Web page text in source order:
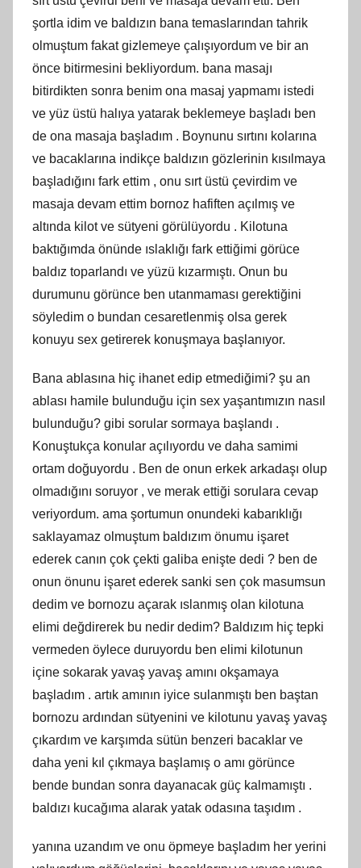
şortla idim ve baldızın bana temaslarından tahrik
olmuştum fakat gizlemeye çalışıyordum ve bir an
önce bitirmesini bekliyordum. bana masajı
bitirdikten sonra benim ona masaj yapmamı istedi
ve yüz üstü halıya yatarak beklemeye başladı ben
de ona masaja başladım . Boynunu sırtını kolarına
ve bacaklarına indikçe baldızın gözlerinin kısılmaya
başladığını fark ettim , onu sırt üstü çevirdim ve
masaja devam ettim bornoz hafiften açılmış ve
altında kilot ve sütyeni görülüyordu . Kilotuna
baktığımda önünde ıslaklığı fark ettiğimi görüce
baldız toparlandı ve yüzü kızarmıştı. Onun bu
durumunu görünce ben utanmaması gerektiğini
söyledim o bundan cesaretlenmiş olsa gerek
konuyu sex getirerek konuşmaya başlanıyor.
Bana ablasına hiç ihanet edip etmediğimi? şu an
ablası hamile bulunduğu için sex yaşantımızın nasıl
bulunduğu? gibi sorular sormaya başlandı .
Konuştukça konular açılıyordu ve daha samimi
ortam doğuyordu . Ben de onun erkek arkadaşı olup
olmadığını soruyor , ve merak ettiği sorulara cevap
veriyordum. ama şortumun onundeki kabarıklığı
saklayamaz olmuştum baldızım önumu işaret
ederek canın çok çekti galiba enişte dedi ? ben de
onun önunu işaret ederek sanki sen çok masumsun
dedim ve bornozu açarak ıslanmış olan kilotuna
elimi değdirerek bu nedir dedim? Baldızım hiç tepki
vermeden öylece duruyordu ben elimi kilotunun
içine sokarak yavaş yavaş amını okşamaya
başladım . artık amının iyice sulanmıştı ben baştan
bornozu ardından sütyenini ve kilotunu yavaş yavaş
çıkardım ve karşımda sütün benzeri bacaklar ve
daha yeni kıl çıkmaya başlamış o amı görünce
bende bundan sonra dayanacak güç kalmamıştı .
baldızı kucağıma alarak yatak odasına taşıdım .
yanına uzandım ve onu öpmeye başladım her yerini